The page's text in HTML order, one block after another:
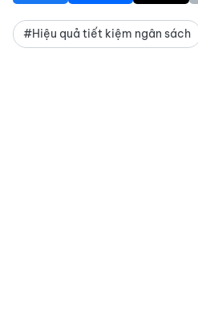
#Hiệu quả tiết kiệm ngân sách